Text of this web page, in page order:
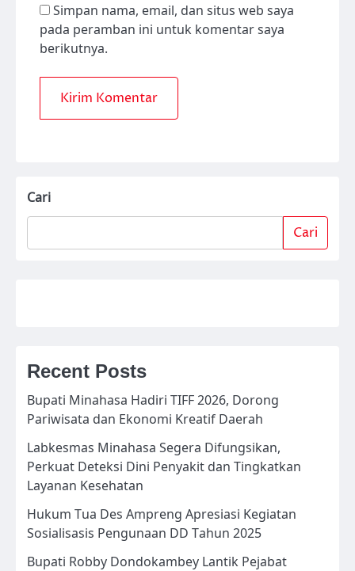
Simpan nama, email, dan situs web saya
pada peramban ini untuk komentar saya
berikutnya.
Cari
Cari
Recent Posts
Bupati Minahasa Hadiri TIFF 2026, Dorong
Pariwisata dan Ekonomi Kreatif Daerah
Labkesmas Minahasa Segera Difungsikan,
Perkuat Deteksi Dini Penyakit dan Tingkatkan
Layanan Kesehatan
Hukum Tua Des Ampreng Apresiasi Kegiatan
Sosialisasis Pengunaan DD Tahun 2025
Bupati Robby Dondokambey Lantik Pejabat